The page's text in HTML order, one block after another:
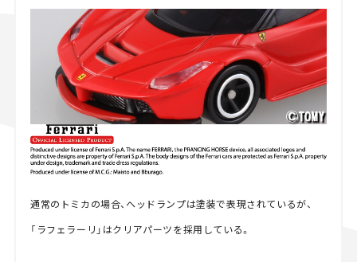
通常のトミカの場合、ヘッドランプは塗装で表現されているが、
「ラフェラーリ」はクリアパーツを採用している。